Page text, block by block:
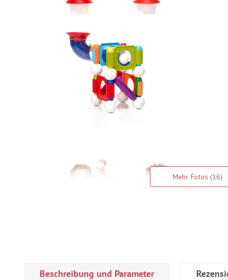
Mehr Fotos (16)
Beschreibung und Parameter